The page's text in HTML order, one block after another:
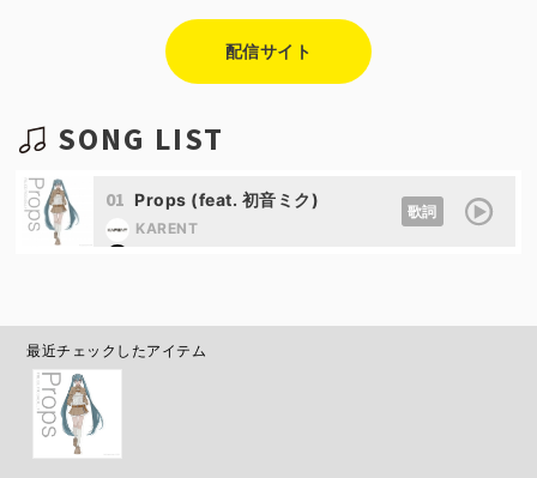
配信サイト
SONG LIST
01 Props (feat. 初音ミク)
KARENT
歌詞
最近チェックしたアイテム